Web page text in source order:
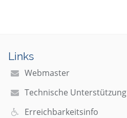
Links
Webmaster
Technische Unterstützung
Erreichbarkeitsinfo